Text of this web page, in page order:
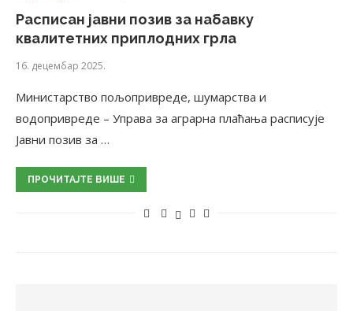
Расписан јавни позив за набавку
квалитетних приплодних грла
16. децембар 2025.
Министарство пољопривреде, шумарства и
водопривреде – Управа за аграрна плаћања расписује
Јавни позив за …
ПРОЧИТАЈТЕ ВИШЕ